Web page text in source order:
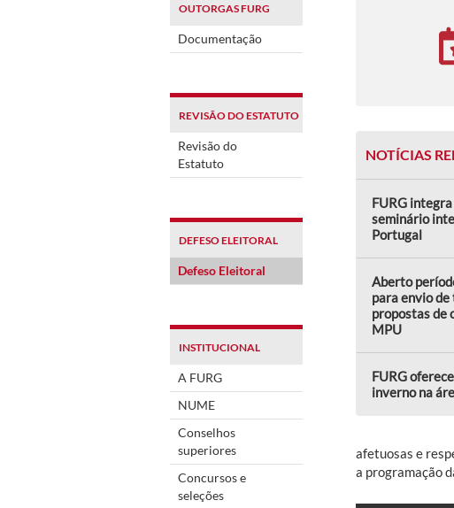
OUTORGAS FURG
Documentação
REVISÃO DO ESTATUTO
Revisão do
Estatuto
DEFESO ELEITORAL
Defeso Eleitoral
INSTITUCIONAL
A FURG
NUME
Conselhos
superiores
Concursos e
seleções
NOTÍCIAS
FURG
seminário
Portugal
Aberto
para envio
propostas de
MPU
FURG
inverno na
afetuosas e
a programação